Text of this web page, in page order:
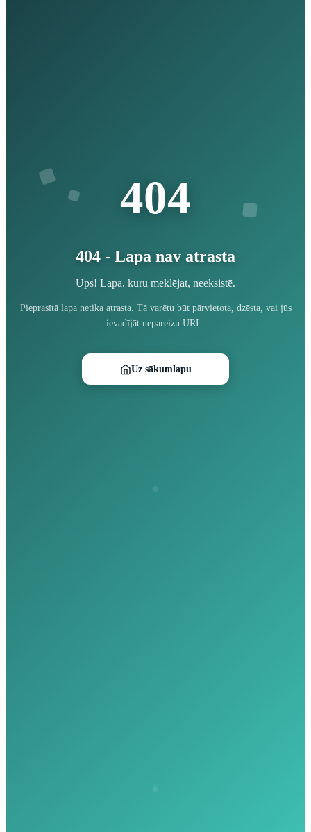
404
404 - Lapa nav atrasta
Ups! Lapa, kuru meklējat, neeksistē.
Pieprasītā lapa netika atrasta. Tā varētu būt pārvietota, dzēsta, vai jūs
ievadījāt nepareizu URL.
Uz sākumlapu